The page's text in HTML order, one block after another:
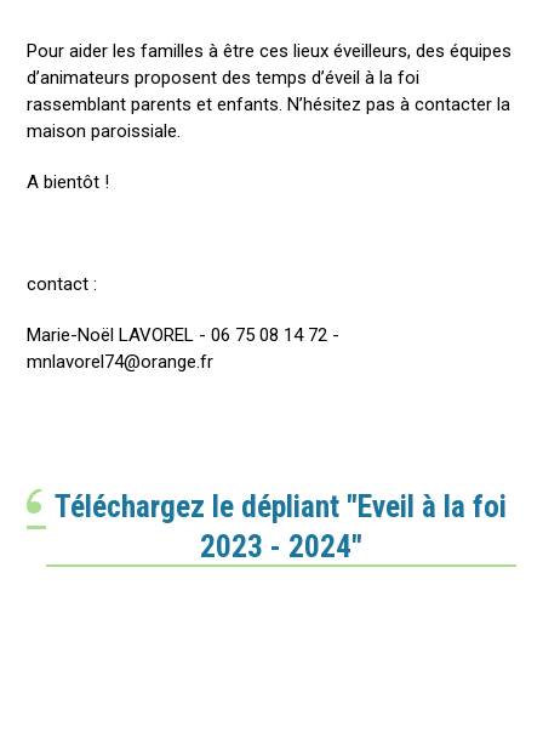
Pour aider les familles à être ces lieux éveilleurs, des équipes
d’animateurs proposent des temps d’éveil à la foi
rassemblant parents et enfants. N’hésitez pas à contacter la
maison paroissiale.
A bientôt !
contact :
Marie-Noël LAVOREL - 06 75 08 14 72 -
mnlavorel74@orange.fr
Téléchargez le dépliant "Eveil à la foi
2023 - 2024"